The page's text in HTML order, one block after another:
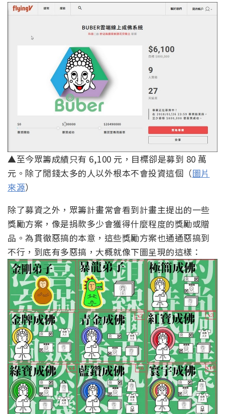
▲至今眾籌成績只有 6,100 元，目標卻是募到 80 萬
元。除了閒錢太多的人以外根本不會投資這個（圖片
來源）
除了募資之外，眾籌計畫常會看到計畫主提出的一些
獎勵方案，像是捐款多少會獲得什麼程度的獎勵或贈
品。為貫徹惡搞的本意，這些獎勵方案也通通惡搞到
不行，到底有多惡搞，大概就像下圖呈現的這樣：